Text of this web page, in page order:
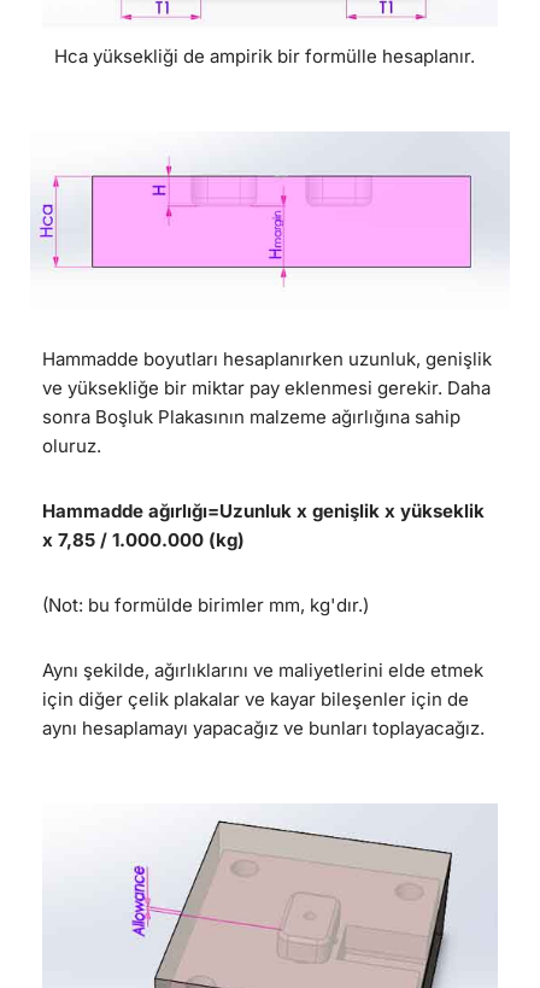
Hca yüksekliği de ampirik bir formülle hesaplanır.
Hammadde boyutları hesaplanırken uzunluk, genişlik
ve yüksekliğe bir miktar pay eklenmesi gerekir. Daha
sonra Boşluk Plakasının malzeme ağırlığına sahip
oluruz.
Hammadde ağırlığı=Uzunluk x genişlik x yükseklik
x 7,85 / 1.000.000 (kg)
(Not: bu formülde birimler mm, kg'dır.)
Aynı şekilde, ağırlıklarını ve maliyetlerini elde etmek
için diğer çelik plakalar ve kayar bileşenler için de
aynı hesaplamayı yapacağız ve bunları toplayacağız.